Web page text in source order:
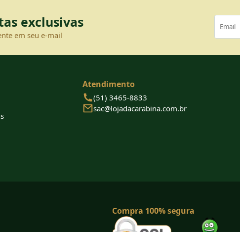
exclusivas
em seu e-mail
Atendimento
(51) 3465-8833
sac@lojadacarabina.com.br
Compra 100% segura